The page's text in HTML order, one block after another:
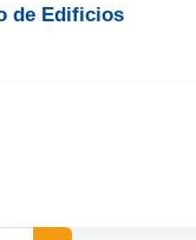
de Edificios